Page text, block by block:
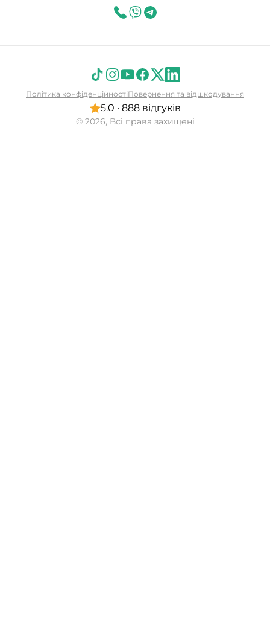
© 2026, Всі права захищені
5.0 · 888 відгуків
Політика конфіденційностіПовернення та відшкодування